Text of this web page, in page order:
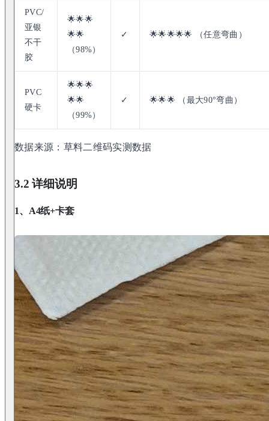
PVC/
亚银
不干
胶
🌟🌟🌟
🌟🌟
（98%）
✓ 🌟🌟🌟🌟🌟 （任意弯曲）
PVC
硬卡
🌟🌟🌟
🌟🌟
（99%）
✓ 🌟🌟🌟 （最大90°弯曲）
数据来源：草料二维码实测数据
3.2 详细说明
1、A4纸+卡套